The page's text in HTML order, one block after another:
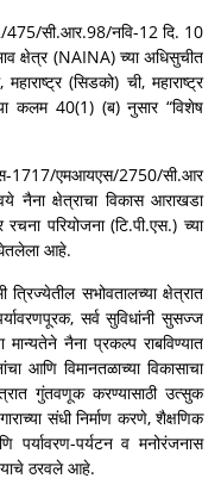
475/सी.आर.98/नवि-12 दि. 10
क्षेत्र (NAINA) च्या अधिसुचीत
(सिडको) ची, महाराष्ट्र
कलम 40(1) (ब) नुसार “विशेष
1717/एमआयएस/2750/सी.आर
क्षेत्राचा विकास आराखडा
परियोजना (टि.पी.एस.) च्या
घेतलेला आहे.
त्रिज्येतील सभोवतालच्या क्षेत्रात
सर्व सुविधांनी सुसज्ज
मान्यतेने नैना प्रकल्प राबविण्यात
आणि विमानतळाच्या विकासाचा
गुंतवणूक करण्यासाठी उत्सुक
संधी निर्माण करणे, शैक्षणिक
पर्यावरण-पर्यटन व मनोरंजनास
ठरवले आहे.